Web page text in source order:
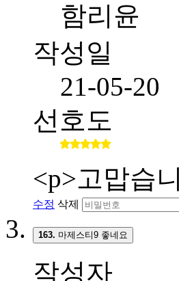
함리윤
작성일
21-05-20
선호도
<p>고맙습
수정 삭제
163. 마제스티9 좋네요
작성자